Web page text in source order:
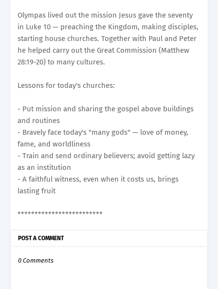
Olympas lived out the mission Jesus gave the seventy
in Luke 10 — preaching the Kingdom, making disciples,
starting house churches. Together with Paul and Peter
he helped carry out the Great Commission (Matthew
28:19-20) to many cultures.
Lessons for today's churches:
- Put mission and sharing the gospel above buildings
and routines
- Bravely face today's "many gods" — love of money,
fame, and worldliness
- Train and send ordinary believers; avoid getting lazy
as an institution
- A faithful witness, even when it costs us, brings
lasting fruit
*************************
POST A COMMENT
0 Comments